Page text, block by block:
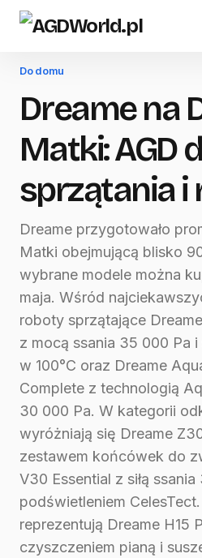
Do domu
Dreame na
Matki: AGD
sprzątania i
Dreame przygotowało
Matki obejmującą blisko
wybrane modele można
maja. Wśród
roboty sprzątające
z mocą ssania 35 000 Pa
w 100°C oraz Dreame
Complete z technologią
30 000 Pa. W kategorii
wyróżniają się Dreame
zestawem końcówek do
V30 Essential z siłą
podświetleniem
reprezentują Dreame H15
czyszczeniem pianą i